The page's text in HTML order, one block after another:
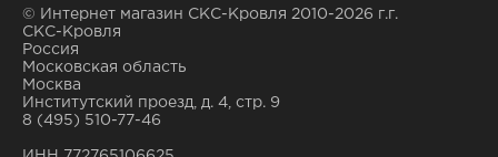
© Интернет магазин СКС-Кровля 2010-2026 г.г.
СКС-Кровля
Россия
Московская область
Москва
Институтский проезд, д. 4, стр. 9
8 (495) 510-77-46